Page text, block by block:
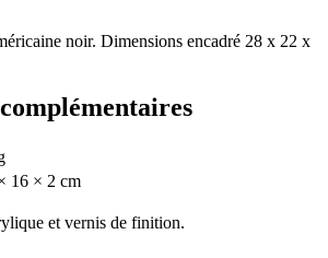
noir. Dimensions encadré 28 x 22 x
16 × 2 cm
et vernis de finition.